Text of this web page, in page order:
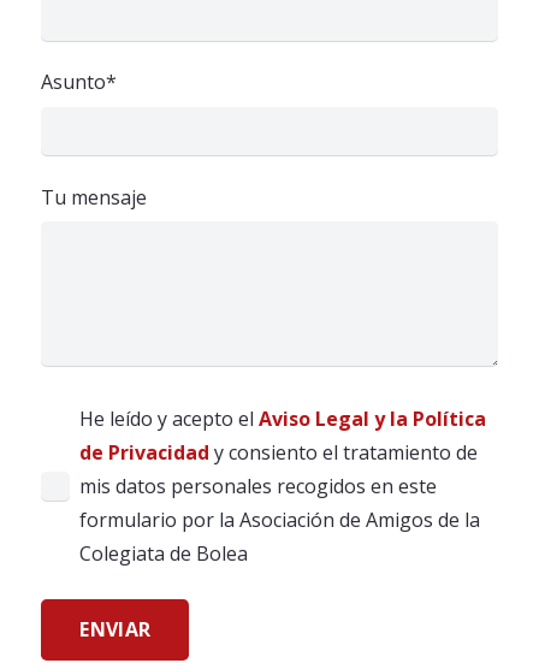
Asunto*
Tu mensaje
He leído y acepto elAviso Legal y la Política
de Privacidad y consiento el tratamiento de
mis datos personales recogidos en este
formulario por la Asociación de Amigos de la
Colegiata de Bolea